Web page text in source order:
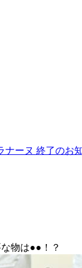
ナーヌ 終了のお
物は●●！？